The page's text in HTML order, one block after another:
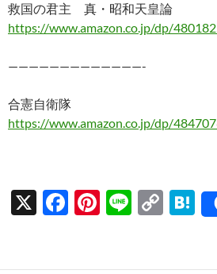
救国の君主 真・昭和天皇論
https://www.amazon.co.jp/dp/
—————————————-
合憲自衛隊
https://www.amazon.co.jp/dp/
X
F
Pi Li
C
H